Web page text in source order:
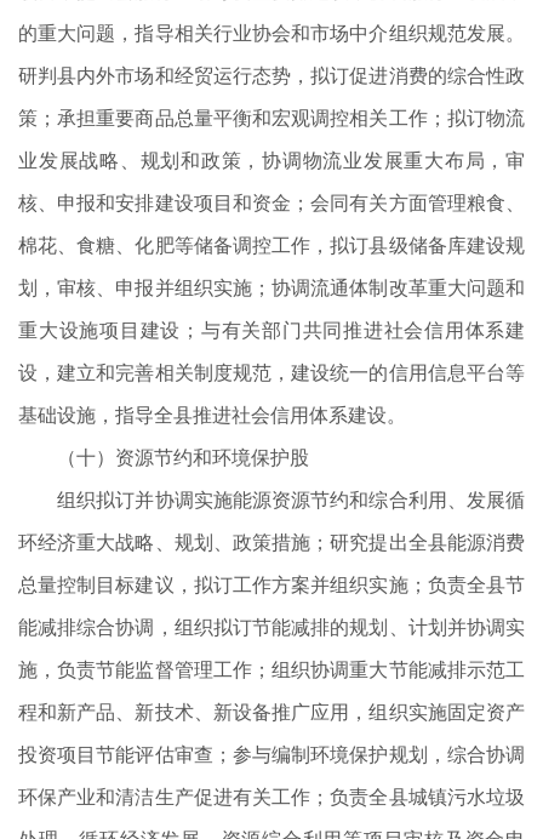
的重大问题，指导相关行业协会和市场中介组织规范发展。
研判县内外市场和经贸运行态势，拟订促进消费的综合性政
策；承担重要商品总量平衡和宏观调控相关工作；拟订物流
业发展战略、规划和政策，协调物流业发展重大布局，审
核、申报和安排建设项目和资金；会同有关方面管理粮食、
棉花、食糖、化肥等储备调控工作，拟订县级储备库建设规
划，审核、申报并组织实施；协调流通体制改革重大问题和
重大设施项目建设；与有关部门共同推进社会信用体系建
设，建立和完善相关制度规范，建设统一的信用信息平台等
基础设施，指导全县推进社会信用体系建设。
（十）资源节约和环境保护股
组织拟订并协调实施能源资源节约和综合利用、发展循
环经济重大战略、规划、政策措施；研究提出全县能源消费
总量控制目标建议，拟订工作方案并组织实施；负责全县节
能减排综合协调，组织拟订节能减排的规划、计划并协调实
施，负责节能监督管理工作；组织协调重大节能减排示范工
程和新产品、新技术、新设备推广应用，组织实施固定资产
投资项目节能评估审查；参与编制环境保护规划，综合协调
环保产业和清洁生产促进有关工作；负责全县城镇污水垃圾